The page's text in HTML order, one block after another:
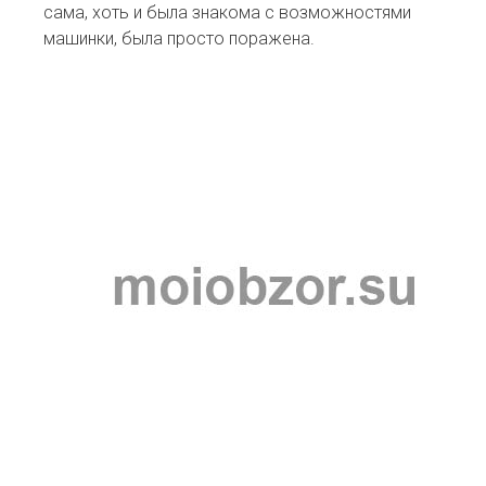
сама, хоть и была знакома с возможностями
машинки, была просто поражена.